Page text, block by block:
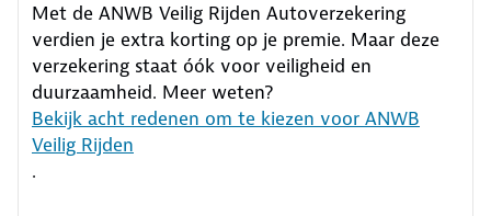
Met de ANWB Veilig Rijden Autoverzekering
verdien je extra korting op je premie. Maar deze
verzekering staat óók voor veiligheid en
duurzaamheid. Meer weten?
Bekijk acht redenen om te kiezen voor ANWB
Veilig Rijden
.